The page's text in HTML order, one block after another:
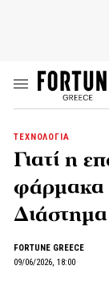
ΤΕΧΝΟΛΟΓΙΑ
Γιατί η
φάρμακα
Διάστημα
FORTUNE GREECE
09/06/2026, 18:00